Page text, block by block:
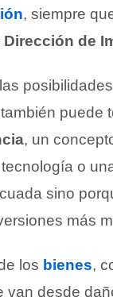
, siempre
Dirección de
puede
, un
o
sino
más
los bienes,
van desde